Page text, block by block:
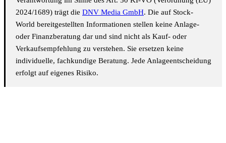
2024/1689) trägt die DNV Media GmbH. Die auf Stock-
World bereitgestellten Informationen stellen keine Anlage-
oder Finanzberatung dar und sind nicht als Kauf- oder
Verkaufsempfehlung zu verstehen. Sie ersetzen keine
individuelle, fachkundige Beratung. Jede Anlageentscheidung
erfolgt auf eigenes Risiko.